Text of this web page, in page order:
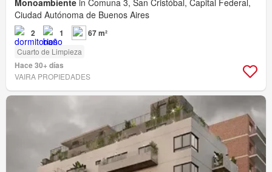
Monoambiente in Comuna 3, San Cristóbal, Capital Federal,
Ciudad Autónoma de Buenos Aires
2 1 67 m²
Cuarto de Limpieza
Hace 30+ días
VAIRA PROPIEDADES